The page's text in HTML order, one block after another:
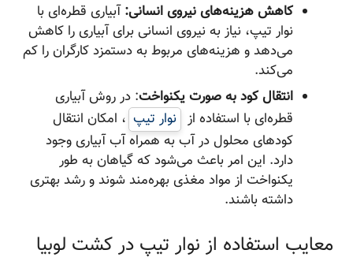
کاهش هزینه‌های نیروی انسانی:آبیاری قطره‌ای با
نوار تیپ، نیاز به نیروی انسانی برای آبیاری را کاهش
می‌دهد و هزینه‌های مربوط به دستمزد کارگران را کم
می‌کند.
انتقال کود به صورت یکنواخت: در روش آبیاری
قطره‌ای با استفاده از نوار تیپ ، امکان انتقال
کودهای محلول در آب به همراه آب آبیاری وجود
دارد. این امر باعث می‌شود که گیاهان به طور
یکنواخت از مواد مغذی بهره‌مند شوند و رشد بهتری
داشته باشند.
معایب استفاده از نوار تیپ در کشت لوبیا